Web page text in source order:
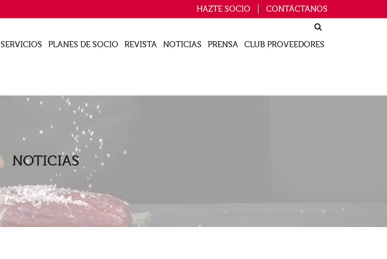
HAZTE SOCIO CONTÁCTANOS
SERVICIOS PLANES DE SOCIO REVISTA NOTICIAS PRENSA CLUB PROVEEDORES
NOTICIAS